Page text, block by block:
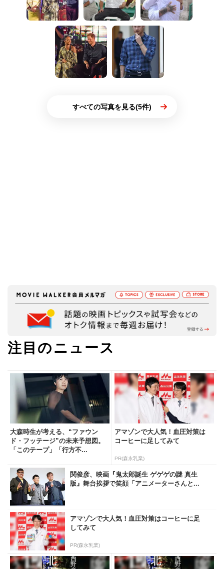
すべての写真を見る(5件)
注目のニュース
大森時生が考える、“ファウン
ド・フッテージ”の未来予想図。
「このテープ」「行方不...
アマゾンで大人気！血圧対策は
コーヒーに足してみて
PR(森永乳業)
関俊彦、映画『鬼太郎誕生 ゲゲゲの謎 真生
版』舞台挨拶で笑顔「アニメーターさんと...
アマゾンで大人気！血圧対策はコーヒーに足
してみて
PR(森永乳業)